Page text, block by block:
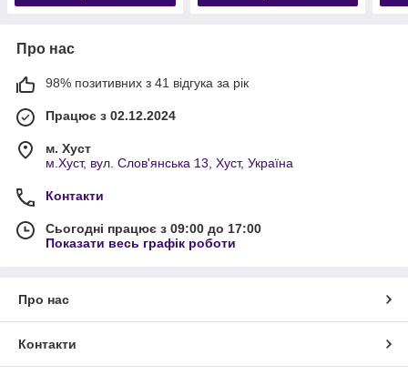
Про нас
98% позитивних з 41 відгука за рік
Працює з 02.12.2024
м. Хуст
м.Хуст, вул. Слов'янська 13, Хуст, Україна
Контакти
Сьогодні працює з 09:00 до 17:00
Показати весь графік роботи
Про нас
Контакти